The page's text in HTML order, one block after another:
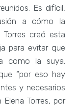
Es difícil,
a cómo la
Torres creó esta
para evitar que
como la suya.
“por eso hay
y necesarios
Torres, por